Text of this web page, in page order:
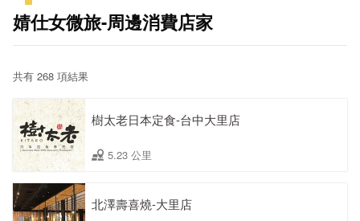
婧仕女微旅-周邊消費店家
共有 268 項結果
樹太老日本定食-台中大里店
5.23 公里
北澤壽喜燒-大里店